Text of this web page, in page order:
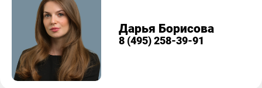
Дарья Борисова
8 (495) 258-39-91